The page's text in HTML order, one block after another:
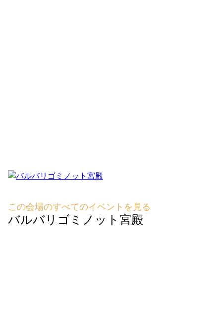
この会場のすべてのイベントを見る
バルバリゴミノット宮殿